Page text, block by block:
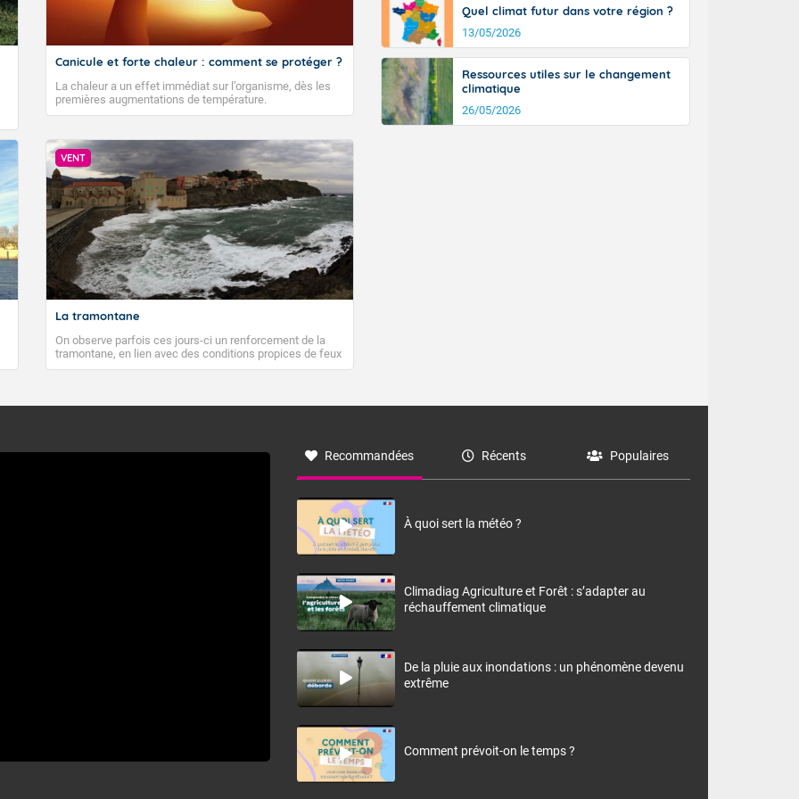
Canicule et forte chaleur : comment se protéger ?
La chaleur a un effet immédiat sur l’organisme, dès les
premières augmentations de température.
VENT
La tramontane
On observe parfois ces jours-ci un renforcement de la
tramontane, en lien avec des conditions propices de feux
de forêt. Mais qu'est-ce que la tramontane ? Quelles sont
à nord-ouest, dans un secteur qui part du Roussillon à la
monts, en allusion aux régions montagneuses d’où
Quel climat futur dans votre région ?
13/05/2026
Ressources utiles sur le changement
climatique
26/05/2026
Recommandées Récents Populaires
À quoi sert la météo ?
Climadiag Agriculture et Forêt : s’adapter au
réchauffement climatique
De la pluie aux inondations : un phénomène devenu
extrême
Comment prévoit-on le temps ?